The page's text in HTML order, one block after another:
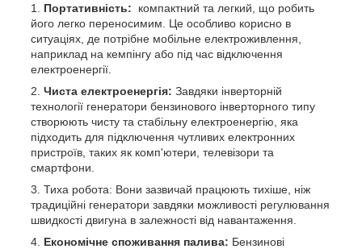
Портативність: компактний та легкий, що робить
його легко переносимим. Це особливо корисно в
ситуаціях, де потрібне мобільне електроживлення,
наприклад на кемпінгу або під час відключення
електроенергії.
Чиста електроенергія: Завдяки інверторній
технології генератори бензинового інверторного типу
створюють чисту та стабільну електроенергію, яка
підходить для підключення чутливих електронних
пристроїв, таких як комп'ютери, телевізори та
смартфони.
Тиха робота: Вони зазвичай працюють тихіше, ніж
традиційні генератори завдяки можливості регулювання
швидкості двигуна в залежності від навантаження.
Економічне споживання палива: Бензинові